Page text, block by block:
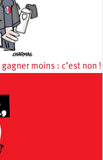
moins : c’est non !